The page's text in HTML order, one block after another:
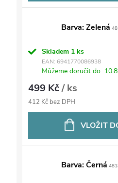
Barva: Zelená
Skladem 1 ks
EAN: 6941770086938
Můžeme doručit do
499 Kč/ ks
412 Kč bez DPH
VLOŽIT
Barva: Černá